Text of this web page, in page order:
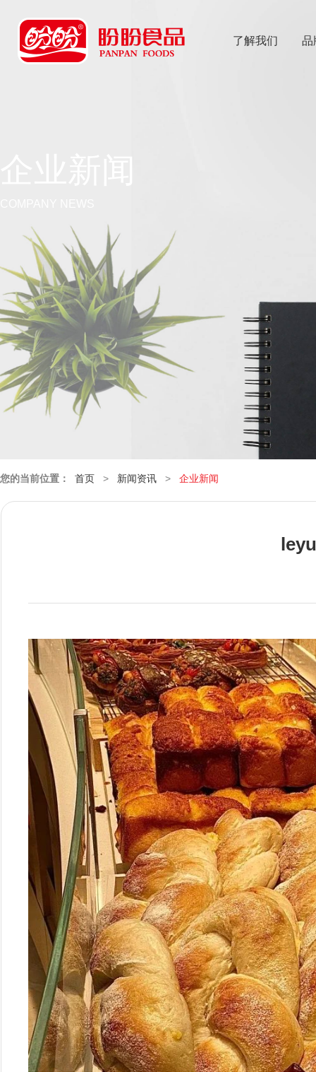
了解我们 品
您的当前位置： 首页 > 新闻资讯 > 企业新闻